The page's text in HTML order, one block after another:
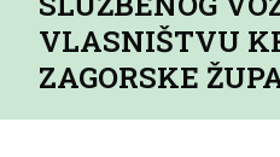
VLASNIŠTVU
ZAGORSKE